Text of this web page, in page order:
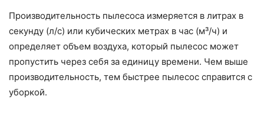
Производительность пылесоса измеряется в литрах в
секунду (л/с) или кубических метрах в час (м³/ч) и
определяет объем воздуха, который пылесос может
пропустить через себя за единицу времени. Чем выше
производительность, тем быстрее пылесос справится с
уборкой.